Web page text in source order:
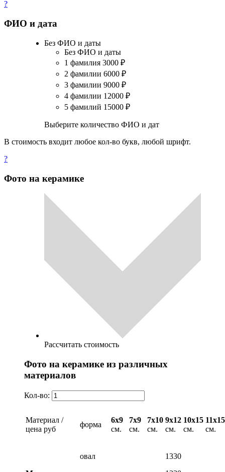
?
ФИО и дата
Без ФИО и даты
Без ФИО и даты
1 фамилия 3000 ₽
2 фамилии 6000 ₽
3 фамилии 9000 ₽
4 фамилии 12000 ₽
5 фамилий 15000 ₽
Выберите количество ФИО и дат
В стоимость входит любое кол-во букв, любой шрифт.
?
Фото на керамике
Рассчитать стоимость
Фото на керамике из различных
материалов
Кол-во:
Материал /
цена руб
форма
6х9
см.
7х9
см.
7х10
см.
9х12
см.
10х15
см.
11х15
см.
овал
1330